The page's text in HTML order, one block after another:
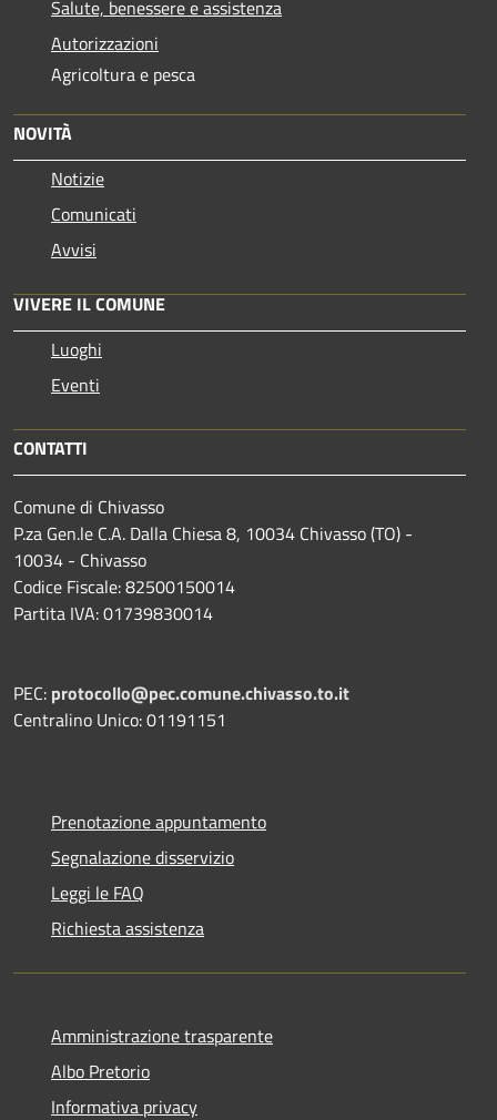
Salute, benessere e assistenza
Autorizzazioni
Agricoltura e pesca
NOVITÀ
Notizie
Comunicati
Avvisi
VIVERE IL COMUNE
Luoghi
Eventi
CONTATTI
Comune di Chivasso
P.za Gen.le C.A. Dalla Chiesa 8, 10034 Chivasso (TO) -
10034 - Chivasso
Codice Fiscale: 82500150014
Partita IVA: 01739830014
PEC: protocollo@pec.comune.chivasso.to.it
Centralino Unico: 01191151
Prenotazione appuntamento
Segnalazione disservizio
Leggi le FAQ
Richiesta assistenza
Amministrazione trasparente
Albo Pretorio
Informativa privacy